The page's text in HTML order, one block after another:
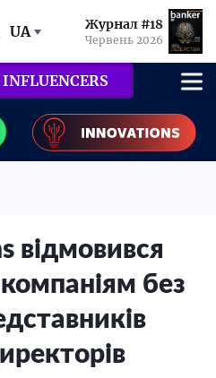
UA Журнал #18
Червень 2026
відмовився
без